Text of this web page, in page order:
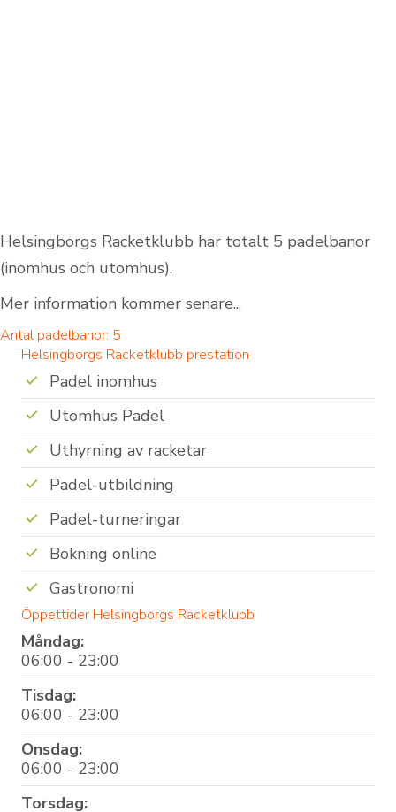
Helsingborgs Racketklubb har totalt 5 padelbanor
(inomhus och utomhus).
Mer information kommer senare...
Antal padelbanor: 5
Helsingborgs Racketklubb prestation
Padel inomhus
Utomhus Padel
Uthyrning av racketar
Padel-utbildning
Padel-turneringar
Bokning online
Gastronomi
Öppettider Helsingborgs Racketklubb
Måndag:
06:00 - 23:00
Tisdag:
06:00 - 23:00
Onsdag:
06:00 - 23:00
Torsdag: